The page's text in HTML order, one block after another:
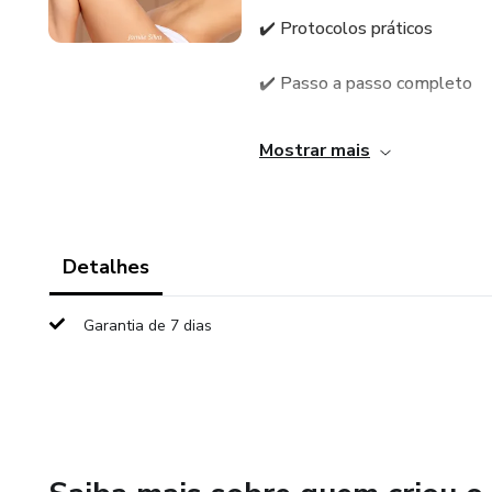
✔️ Protocolos práticos
✔️ Passo a passo completo
✔️ Dicas de atendimento e
Mostrar mais
Detalhes
Garantia de 7 dias